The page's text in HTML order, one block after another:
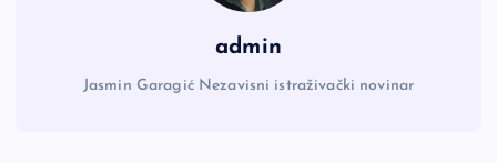
admin
Jasmin Garagić Nezavisni istraživački novinar